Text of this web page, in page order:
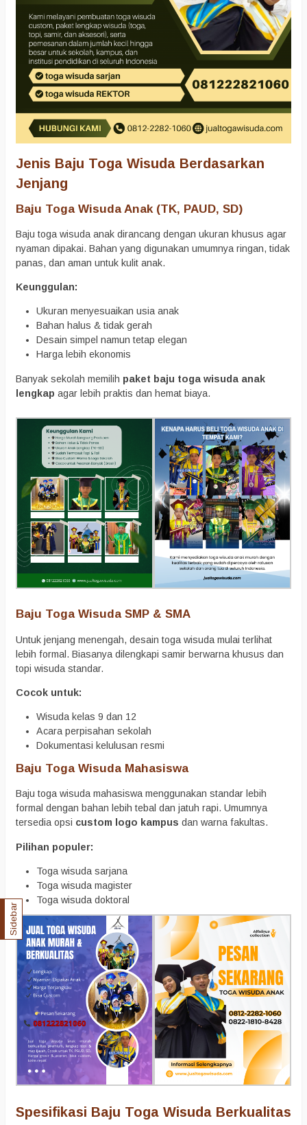
Jenis Baju Toga Wisuda Berdasarkan
Jenjang
Baju Toga Wisuda Anak (TK, PAUD, SD)
Baju toga wisuda anak dirancang dengan ukuran khusus agar
nyaman dipakai. Bahan yang digunakan umumnya ringan, tidak
panas, dan aman untuk kulit anak.
Keunggulan:
Ukuran menyesuaikan usia anak
Bahan halus & tidak gerah
Desain simpel namun tetap elegan
Harga lebih ekonomis
Banyak sekolah memilih paket baju toga wisuda anak
lengkap agar lebih praktis dan hemat biaya.
Baju Toga Wisuda SMP & SMA
Untuk jenjang menengah, desain toga wisuda mulai terlihat
lebih formal. Biasanya dilengkapi samir berwarna khusus dan
topi wisuda standar.
Cocok untuk:
Wisuda kelas 9 dan 12
Acara perpisahan sekolah
Dokumentasi kelulusan resmi
Baju Toga Wisuda Mahasiswa
Baju toga wisuda mahasiswa menggunakan standar lebih
formal dengan bahan lebih tebal dan jatuh rapi. Umumnya
tersedia opsi custom logo kampus dan warna fakultas.
Pilihan populer:
Toga wisuda sarjana
Toga wisuda magister
Toga wisuda doktoral
Spesifikasi Baju Toga Wisuda Berkualitas
Sidebar